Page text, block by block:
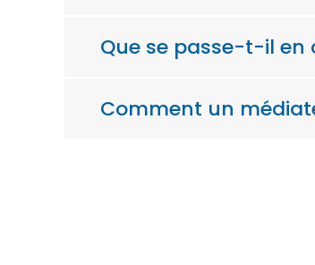
Que se passe-t-il en
Comment un